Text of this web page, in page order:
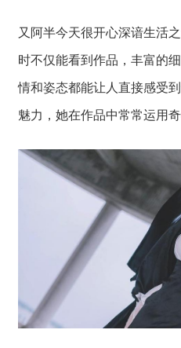
又阿半今天很开心深谙生活
时不仅能看到作品，丰富的
情和姿态都能让人直接感受
魅力，她在作品中常常运用奇